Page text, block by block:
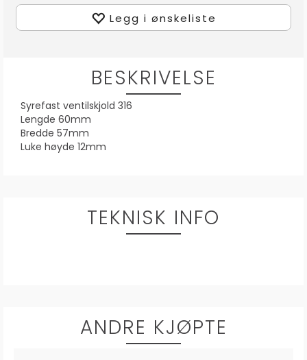
Legg i ønskeliste
BESKRIVELSE
Syrefast ventilskjold 316
Lengde 60mm
Bredde 57mm
Luke høyde 12mm
TEKNISK INFO
ANDRE KJØPTE